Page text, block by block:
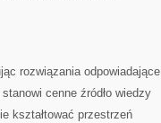
rozwiązania odpowiadające
cenne źródło wiedzy
kształtować przestrzeń